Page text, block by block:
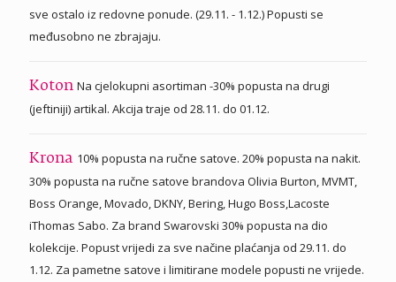
sve ostalo iz redovne ponude. (29.11. - 1.12.) Popusti se
međusobno ne zbrajaju.
Koton Na cjelokupni asortiman -30% popusta na drugi
(jeftiniji) artikal. Akcija traje od 28.11. do 01.12.
Krona 10% popusta na ručne satove. 20% popusta na nakit.
30% popusta na ručne satove brandova Olivia Burton, MVMT,
Boss Orange, Movado, DKNY, Bering, Hugo Boss,Lacoste
iThomas Sabo. Za brand Swarovski 30% popusta na dio
kolekcije. Popust vrijedi za sve načine plaćanja od 29.11. do
1.12. Za pametne satove i limitirane modele popusti ne vrijede.